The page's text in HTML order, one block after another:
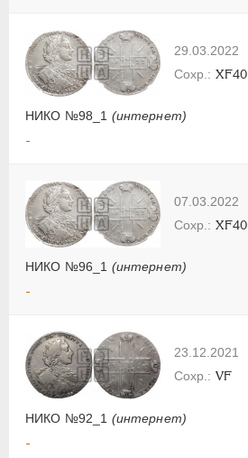
29.03.2022
НИКО №98_1 (интернет)
XF40
-
07.03.2022
НИКО №96_1 (интернет)
XF40
-
23.12.2021
НИКО №92_1 (интернет)
VF
-